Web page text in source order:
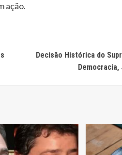
ação.
Decisão Histórica do